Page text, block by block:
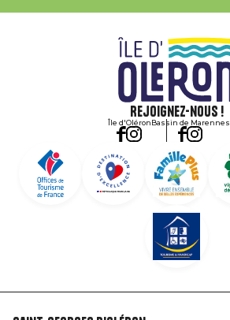
Rejoignez-nous !
Île d'OléronBassin de Marennes